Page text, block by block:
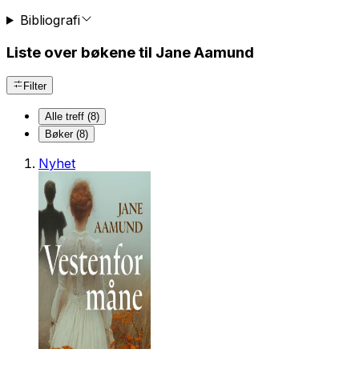
Bibliografi
Liste over bøkene til Jane Aamund
Filter
Alle treff (8)
Bøker (8)
Nyhet